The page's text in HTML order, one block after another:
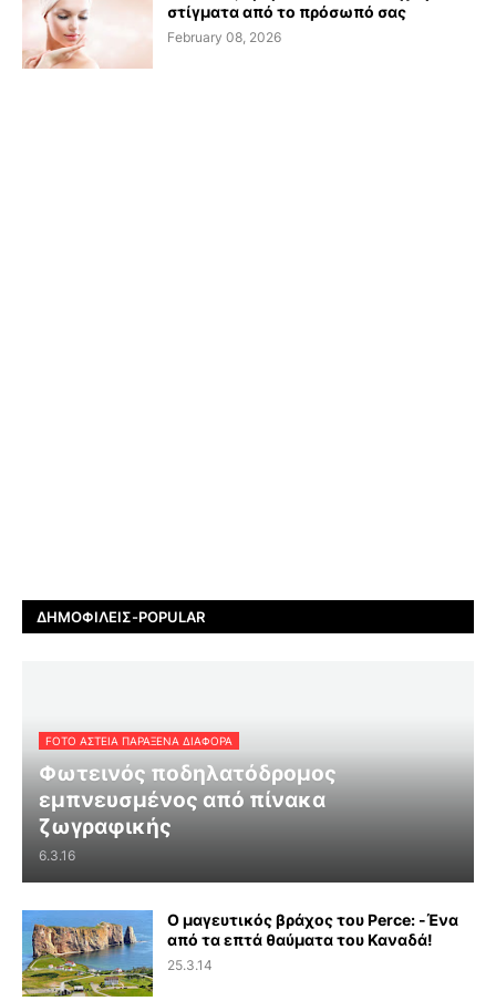
στίγματα από το πρόσωπό σας
February 08, 2026
ΔΗΜΟΦΙΛΕΊΣ-POPULAR
FOTO ΑΣΤΕΙΑ ΠΑΡΑΞΕΝΑ ΔΙΑΦΟΡΑ
Φωτεινός ποδηλατόδρομος
εμπνευσμένος από πίνακα
ζωγραφικής
6.3.16
Ο μαγευτικός βράχος του Perce: -Ένα
από τα επτά θαύματα του Καναδά!
25.3.14